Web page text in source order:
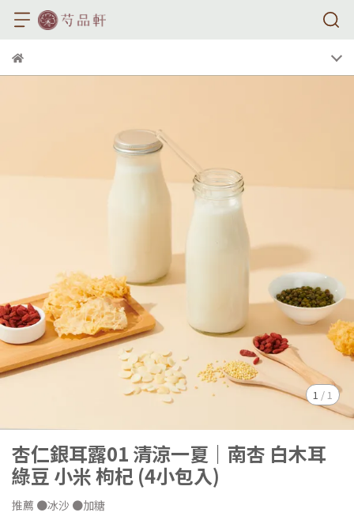
1 / 1
杏仁銀耳露01 清涼一夏｜南杏 白木耳
綠豆 小米 枸杞 (4小包入)
推薦 ●冰沙 ●加糖